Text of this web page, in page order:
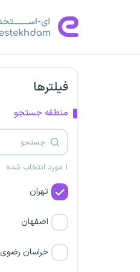
فیلترها
منطقه جستجو
۱ مورد انتخاب شده
تهران
اصفهان
خراسان رضوی